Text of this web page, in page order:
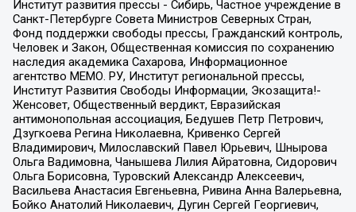
Институт развития прессы - Сибирь, Частное учреждение в
Санкт-Петербурге Совета Министров Северных Стран,
Фонд поддержки свободы прессы, Гражданский контроль,
Человек и Закон, Общественная комиссия по сохранению
наследия академика Сахарова, Информационное
агентство МЕМО. РУ, Институт региональной прессы,
Институт Развития Свободы Информации, Экозащита!-
Женсовет, Общественный вердикт, Евразийская
антимонопольная ассоциация, Бедушев Петр Петрович,
Дзугкоева Регина Николаевна, Кривенко Сергей
Владимирович, Милославский Павел Юрьевич, Шнырова
Ольга Вадимовна, Чанышева Лилия Айратовна, Сидорович
Ольга Борисовна, Туровский Александр Алексеевич,
Васильева Анастасия Евгеньевна, Ривина Анна Валерьевна,
Бойко Анатолий Николаевич, Дугин Сергей Георгиевич,